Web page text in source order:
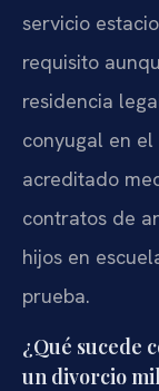
servicio
requisito
residencia
conyugal en
acreditado
contratos de
hijos en
prueba.
¿Qué sucede
un divorcio